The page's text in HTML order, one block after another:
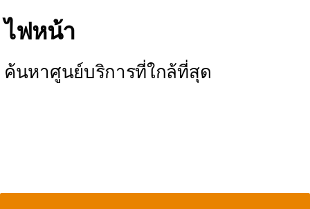
ไฟหน้า
ค้นหาศูนย์บริการที่ใกล้ที่สุด